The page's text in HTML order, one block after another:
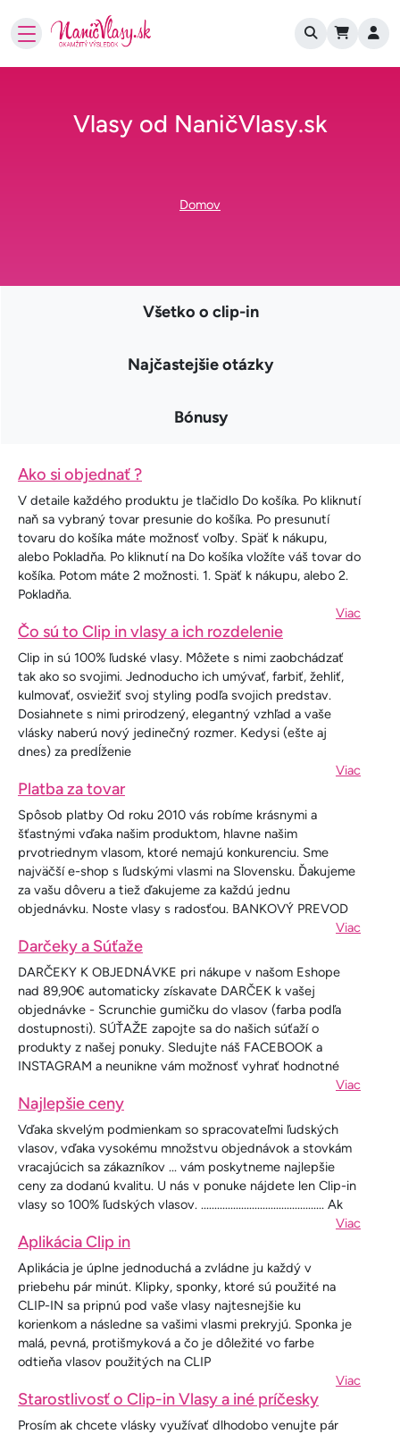
User account
Vlasy od NaničVlasy.sk
Omrvinka
Domov
Všetko o clip-in
Najčastejšie otázky
Bónusy
Ako si objednať ?
V detaile každého produktu je tlačidlo Do košíka. Po kliknutí
naň sa vybraný tovar presunie do košíka. Po presunutí
tovaru do košíka máte možnosť voľby. Späť k nákupu,
alebo Pokladňa. Po kliknutí na Do košíka vložíte váš tovar do
košíka. Potom máte 2 možnosti. 1. Späť k nákupu, alebo 2.
Pokladňa.
Viac
Čo sú to Clip in vlasy a ich rozdelenie
Clip in sú 100% ľudské vlasy. Môžete s nimi zaobchádzať
tak ako so svojimi. Jednoducho ich umývať, farbiť, žehliť,
kulmovať, osviežiť svoj styling podľa svojich predstav.
Dosiahnete s nimi prirodzený, elegantný vzhľad a vaše
vlásky naberú nový jedinečný rozmer. Kedysi (ešte aj
dnes) za predĺženie
Viac
Platba za tovar
Spôsob platby Od roku 2010 vás robíme krásnymi a
šťastnými vďaka našim produktom, hlavne našim
prvotriednym vlasom, ktoré nemajú konkurenciu. Sme
najväčší e-shop s ľudskými vlasmi na Slovensku. Ďakujeme
za vašu dôveru a tiež ďakujeme za každú jednu
objednávku. Noste vlasy s radosťou. BANKOVÝ PREVOD
Viac
Darčeky a Súťaže
DARČEKY K OBJEDNÁVKE pri nákupe v našom Eshope
nad 89,90€ automaticky získavate DARČEK k vašej
objednávke - Scrunchie gumičku do vlasov (farba podľa
dostupnosti). SÚŤAŽE zapojte sa do našich súťaží o
produkty z našej ponuky. Sledujte náš FACEBOOK a
INSTAGRAM a neunikne vám možnosť vyhrať hodnotné
Viac
Najlepšie ceny
Vďaka skvelým podmienkam so spracovateľmi ľudských
vlasov, vďaka vysokému množstvu objednávok a stovkám
vracajúcich sa zákazníkov ... vám poskytneme najlepšie
ceny za dodanú kvalitu. U nás v ponuke nájdete len Clip-in
vlasy so 100% ľudských vlasov. .............................................. Ak
Viac
Aplikácia Clip in
Aplikácia je úplne jednoduchá a zvládne ju každý v
priebehu pár minút. Klipky, sponky, ktoré sú použité na
CLIP-IN sa pripnú pod vaše vlasy najtesnejšie ku
korienkom a následne sa vašimi vlasmi prekryjú. Sponka je
malá, pevná, protišmyková a čo je dôležité vo farbe
odtieňa vlasov použitých na CLIP
Viac
Starostlivosť o Clip-in Vlasy a iné príčesky
Prosím ak chcete vlásky využívať dlhodobo venujte pár